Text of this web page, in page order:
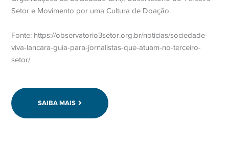
Setor e Movimento por uma Cultura de Doação.
Fonte: https://observatorio3setor.org.br/noticias/sociedade-
viva-lancara-guia-para-jornalistas-que-atuam-no-terceiro-
setor/
SAIBA MAIS